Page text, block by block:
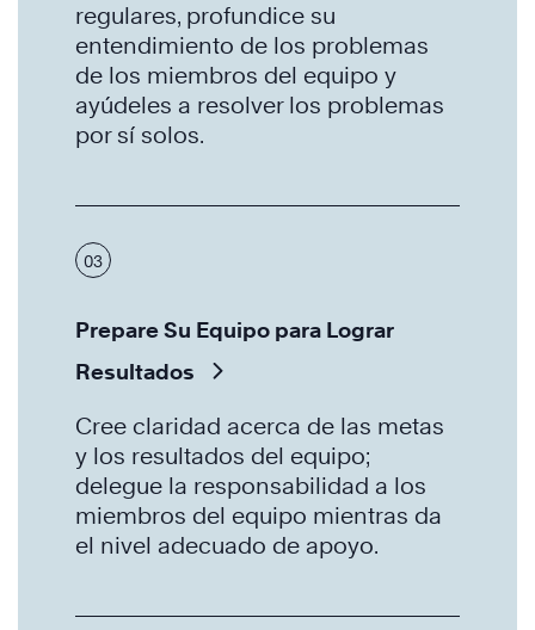
regulares, profundice su
entendimiento de los problemas
de los miembros del equipo y
ayúdeles a resolver los problemas
por sí solos.
03
Prepare Su Equipo para Lograr
Resultados
Cree claridad acerca de las metas
y los resultados del equipo;
delegue la responsabilidad a los
miembros del equipo mientras da
el nivel adecuado de apoyo.